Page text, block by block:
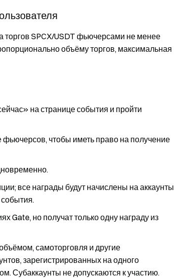
торгов SPCX/USDT фьючерсами не менее
объёму торгов, максимальная
на странице события и пройти
чтобы иметь право на получение
все награды будут начислены на аккаунты
Gate, но получат только одну награду из
самоторговля и другие
зарегистрированных на одного
Субаккаунты не допускаются к участию.